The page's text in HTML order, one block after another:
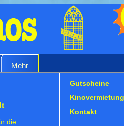
Mehr
die
Gutscheine
Kinovermietung
Kontakt